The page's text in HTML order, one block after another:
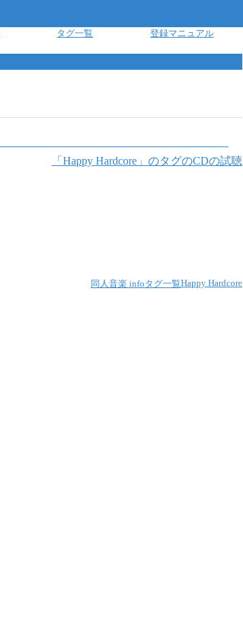
タグ一覧 登録マニュアル
「 Happy Hardcore 」のタグのCDの試聴
同人音楽 infoタグ一覧Happy Hardcore